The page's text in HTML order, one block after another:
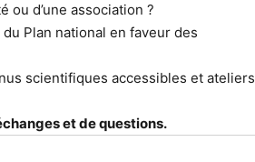
ou d’une association ?
Plan national en faveur des
scientifiques accessibles et ateliers
et de questions.